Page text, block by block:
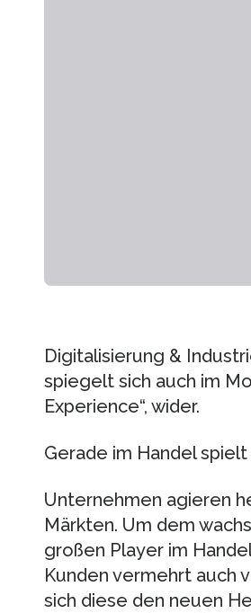
Digitalisierung &
spiegelt sich auch im
Experience“, wider.
Gerade im Handel
Unternehmen agieren
Märkten. Um dem
großen Player im
Kunden vermehrt auch
sich diese den neuen